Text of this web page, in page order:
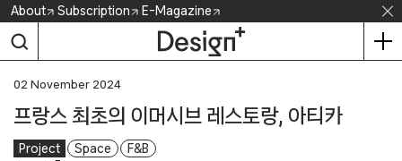
Skip
content
About Subscription E-Magazine
02 November 2024
프랑스 최초의 이머시브 레스토랑, 아티카
Project Space F&B